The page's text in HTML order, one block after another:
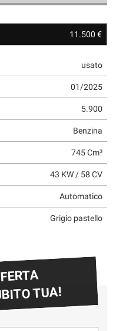
11.500 €
usato
01/2025
5.900
Benzina
745 Cm³
43 KW / 58 CV
Automatico
Grigio pastello
TUA!